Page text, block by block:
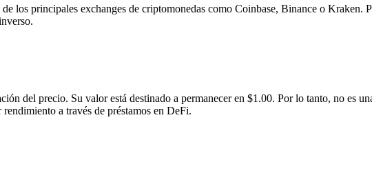
los principales exchanges de criptomonedas como Coinbase, Binance o Kraken.
del precio. Su valor está destinado a permanecer en $1.00. Por lo tanto, no es
a través de préstamos en DeFi.